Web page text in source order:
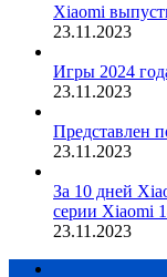
Xiaomi
23.11.2023
Игры 2024
23.11.2023
Представлен
23.11.2023
За 10 дней
серии Xiaomi
23.11.2023